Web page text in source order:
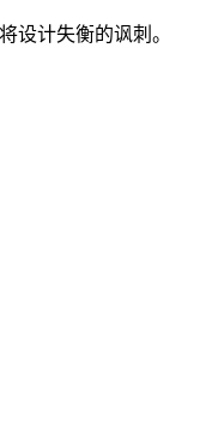
设计失衡的讽刺。